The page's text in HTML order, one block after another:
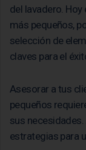
del lavadero.
más pequeños,
selección de
claves para el
Asesorar a tus
pequeños
sus
estrategias para